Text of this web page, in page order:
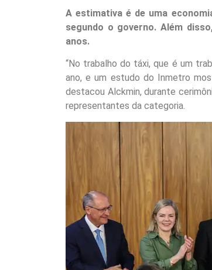
A estimativa é de uma
segundo o governo. Além
anos.
“No trabalho do táxi, que é um
ano, e um estudo do Inmetro
destacou Alckmin, durante
representantes da categoria.